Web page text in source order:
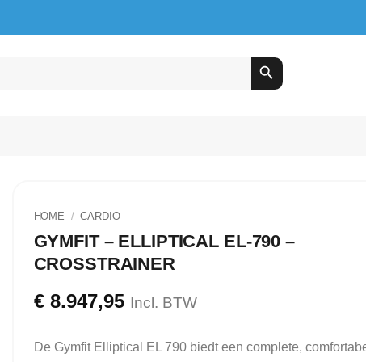
HOME / CARDIO
GYMFIT – ELLIPTICAL EL-790 –
CROSSTRAINER
€8.947,95 Incl. BTW
De Gymfit Elliptical EL 790 biedt een complete,